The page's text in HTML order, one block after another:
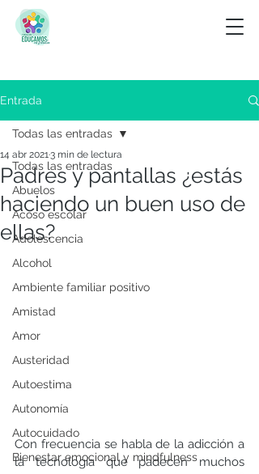
Entrada
Todas las entradas
Abuelos
Acoso escolar
Adolescencia
Alcohol
Ambiente familiar positivo
Amistad
Amor
Austeridad
Autoestima
Autonomía
Autocuidado
Bienestar emocional y mindfulness
Todas las entradas
Padres y pantallas ¿estás
haciendo un buen uso de
ellas?
14 abr 20213 min de lectura
Con frecuencia se habla de la adicción a
la tecnología que padecen muchos